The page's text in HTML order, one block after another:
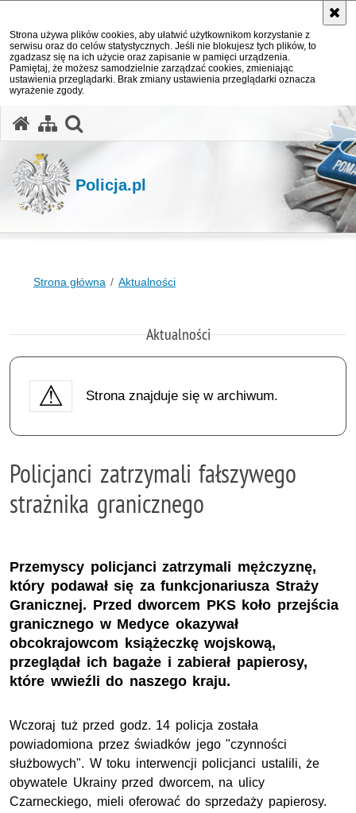
Strona używa plików cookies, aby ułatwić użytkownikom korzystanie z
serwisu oraz do celów statystycznych. Jeśli nie blokujesz tych plików, to
zgadzasz się na ich użycie oraz zapisanie w pamięci urządzenia.
Pamiętaj, że możesz samodzielnie zarządzać cookies, zmieniając
ustawienia przeglądarki. Brak zmiany ustawienia przeglądarki oznacza
wyrażenie zgody.
Policja.pl
Strona główna Aktualności
Aktualności
Strona znajduje się w archiwum.
Policjanci zatrzymali fałszywego
strażnika granicznego
Przemyscy policjanci zatrzymali mężczyznę,
który podawał się za funkcjonariusza Straży
Granicznej. Przed dworcem PKS koło przejścia
granicznego w Medyce okazywał
obcokrajowcom książeczkę wojskową,
przeglądał ich bagaże i zabierał papierosy,
które wwieźli do naszego kraju.
Wczoraj tuż przed godz. 14 policja została
powiadomiona przez świadków jego "czynności
służbowych". W toku interwencji policjanci ustalili, że
obywatele Ukrainy przed dworcem, na ulicy
Czarneckiego, mieli oferować do sprzedaży papierosy.